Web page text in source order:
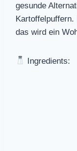
gesunde
das wird ein
Ingredients: